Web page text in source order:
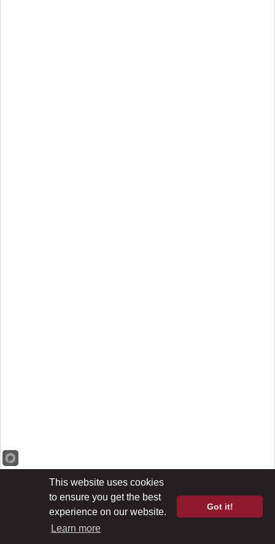
This website uses cookies
to ensure you get the best
experience on our website.
Learn more
Got it!